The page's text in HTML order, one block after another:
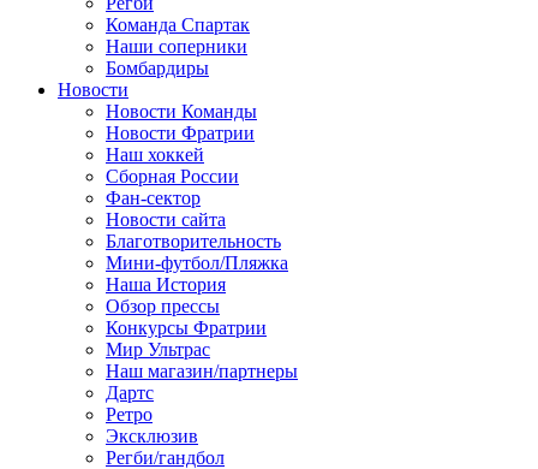
Команда Спартак
Наши соперники
Бомбардиры
Новости
Новости Команды
Новости Фратрии
Наш хоккей
Сборная России
Фан-cектор
Новости сайта
Благотворительность
Мини-футбол/Пляжка
Наша История
Обзор прессы
Конкурсы Фратрии
Мир Ультрас
Наш магазин/партнеры
Дартс
Ретро
Эксклюзив
Регби/гандбол